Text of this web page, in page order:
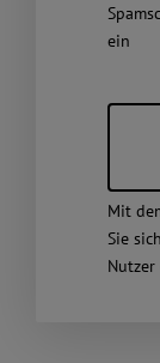
ein
Mit
Sie